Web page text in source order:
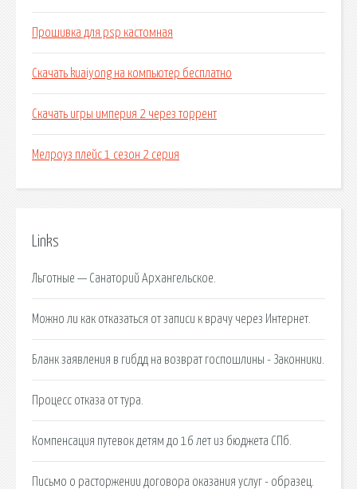
Прошивка для psp кастомная
Скачать kuaiyong на компьютер бесплатно
Скачать игры империя 2 через торрент
Мелроуз плейс 1 сезон 2 серия
Links
Льготные — Санаторий Архангельское.
Можно ли как отказаться от записи к врачу через Интернет.
Бланк заявления в гибдд на возврат госпошлины - Законники.
Процесс отказа от тура.
Компенсация путевок детям до 16 лет из бюджета СПб.
Письмо о расторжении договора оказания услуг - образец.